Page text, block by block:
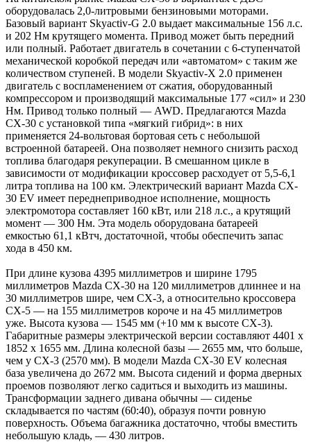
оборудовалась 2,0-литровыми бензиновыми моторами.
Базовый вариант Skyactiv-G 2.0 выдает максимальные 156 л.с.
и 202 Нм крутящего момента. Привод может быть передний
или полный. Работает двигатель в сочетании с 6-ступенчатой
механической коробкой передач или «автоматом» с таким же
количеством ступеней. В модели Skyactiv-X 2.0 применен
двигатель с воспламенением от сжатия, оборудованный
компрессором и производящий максимальные 177 «сил» и 230
Нм. Привод только полный — AWD. Предлагаются Mazda
CX-30 с установкой типа «мягкий гибрид»: в них
применяется 24-вольтовая бортовая сеть с небольшой
встроенной батареей. Она позволяет немного снизить расход
топлива благодаря рекуперации. В смешанном цикле в
зависимости от модификации кроссовер расходует от 5,5-6,1
литра топлива на 100 км. Электрический вариант Mazda CX-
30 EV имеет переднеприводное исполнение, мощность
электромотора составляет 160 кВт, или 218 л.с., а крутящий
момент — 300 Нм. Эта модель оборудована батареей
емкостью 61,1 кВтч, достаточной, чтобы обеспечить запас
хода в 450 км.
При длине кузова 4395 миллиметров и ширине 1795
миллиметров Mazda CX-30 на 120 миллиметров длиннее и на
30 миллиметров шире, чем CX-3, а относительно кроссовера
CX-5 — на 155 миллиметров короче и на 45 миллиметров
уже. Высота кузова — 1545 мм (+10 мм к высоте CX-3).
Габаритные размеры электрической версии составляют 4401 x
1852 x 1655 мм. Длина колесной базы — 2655 мм, что больше,
чем у CX-3 (2570 мм). В модели Mazda CX-30 EV колесная
база увеличена до 2672 мм. Высота сидений и форма дверных
проемов позволяют легко садиться и выходить из машины.
Трансформации заднего дивана обычны — сиденье
складывается по частям (60:40), образуя почти ровную
поверхность. Объема багажника достаточно, чтобы вместить
небольшую кладь, — 430 литров.